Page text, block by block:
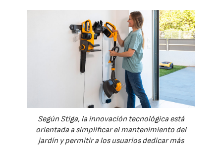
Según Stiga, la innovación tecnológica está
orientada a simplificar el mantenimiento del
jardín y permitir a los usuarios dedicar más